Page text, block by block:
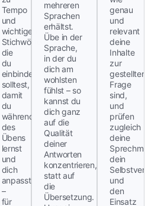
Tempo
und
wichtigen
Stichwörtern,
die
du
einbinden
solltest,
damit
du
während
des
Übens
lernst
und
dich
anpasst
–
für
mehreren
Sprachen
erhältst.
Übe in der
Sprache,
in der du
dich am
wohlsten
fühlst – so
kannst du
dich ganz
auf die
Qualität
deiner
Antworten
konzentrieren,
statt auf
die
Übersetzung.
genau
und
relevant
deine
Inhalte
zur
gestellten
Frage
sind,
und
prüfen
zugleich
deine
Sprechmuster,
dein
und
den
Einsatz